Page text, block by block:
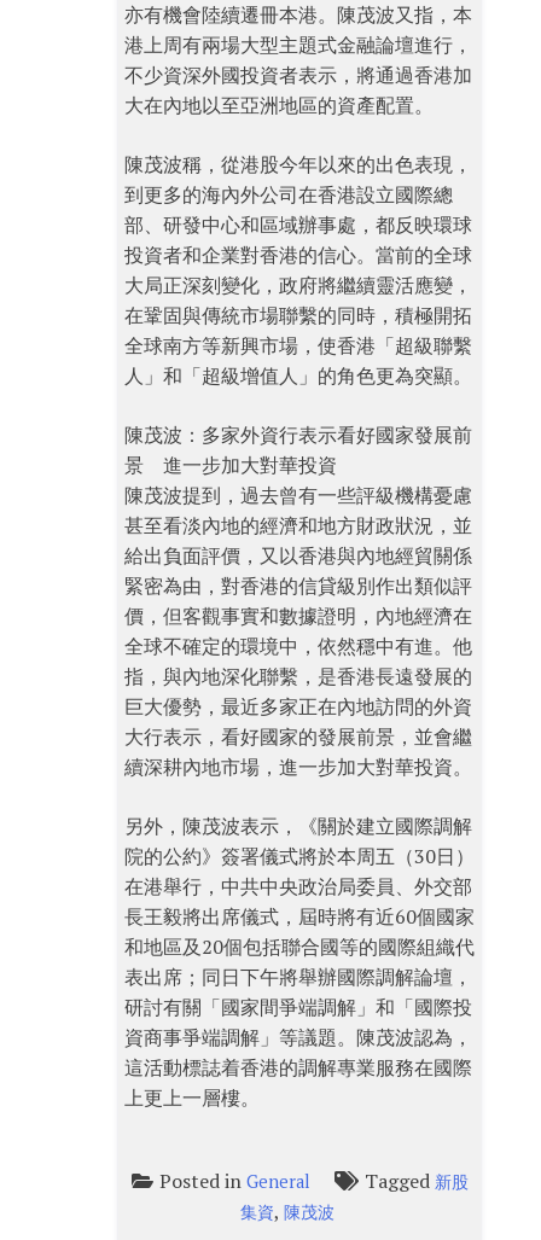
亦有機會陸續遷冊本港。陳茂波又指，本
港上周有兩場大型主題式金融論壇進行，
不少資深外國投資者表示，將通過香港加
大在內地以至亞洲地區的資產配置。
陳茂波稱，從港股今年以來的出色表現，
到更多的海內外公司在香港設立國際總
部、研發中心和區域辦事處，都反映環球
投資者和企業對香港的信心。當前的全球
大局正深刻變化，政府將繼續靈活應變，
在鞏固與傳統市場聯繫的同時，積極開拓
全球南方等新興市場，使香港「超級聯繫
人」和「超級增值人」的角色更為突顯。
陳茂波：多家外資行表示看好國家發展前
景 進一步加大對華投資
陳茂波提到，過去曾有一些評級機構憂慮
甚至看淡內地的經濟和地方財政狀況，並
給出負面評價，又以香港與內地經貿關係
緊密為由，對香港的信貸級別作出類似評
價，但客觀事實和數據證明，內地經濟在
全球不確定的環境中，依然穩中有進。他
指，與內地深化聯繫，是香港長遠發展的
巨大優勢，最近多家正在內地訪問的外資
大行表示，看好國家的發展前景，並會繼
續深耕內地市場，進一步加大對華投資。
另外，陳茂波表示，《關於建立國際調解
院的公約》簽署儀式將於本周五（30日）
在港舉行，中共中央政治局委員、外交部
長王毅將出席儀式，屆時將有近60個國家
和地區及20個包括聯合國等的國際組織代
表出席；同日下午將舉辦國際調解論壇，
研討有關「國家間爭端調解」和「國際投
資商事爭端調解」等議題。陳茂波認為，
這活動標誌着香港的調解專業服務在國際
上更上一層樓。
Posted in General Tagged 新股
集資,陳茂波